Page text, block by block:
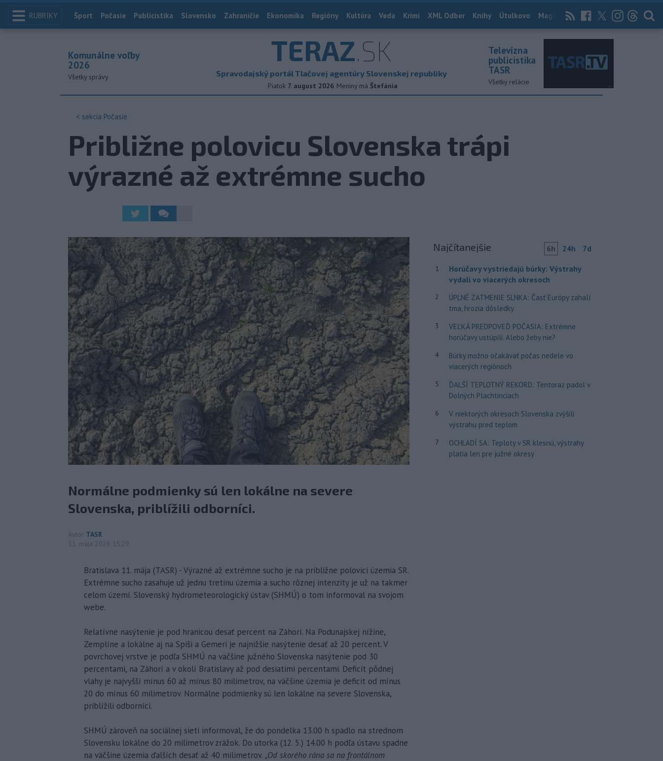
RUBRIKY Index
Šport Počasie Publicistika Slovensko Zahraničie Ekonomika Regióny Kultúra Veda Krimi XML Odber Knihy Útulkovo Magazín News Now Archív
TERAZ.SK
Spravodajský portál Tlačovej agentúry Slovenskej republiky
Piatok 7. august 2026 Meniny má Štefánia
Komunálne voľby
2026
Všetky správy
Televízna
publicistika
TASR
Všetky relácie
< sekcia Počasie
Približne polovicu Slovenska trápi
výrazné až extrémne sucho
Normálne podmienky sú len lokálne na severe
Slovenska, priblížili odborníci.
Autor TASR
11. mája 2026 15:29
Bratislava 11. mája (TASR) - Výrazné až extrémne sucho je na približne polovici územia SR.
Extrémne sucho zasahuje už jednu tretinu územia a sucho rôznej intenzity je už na takmer
celom území. Slovenský hydrometeorologický ústav (SHMÚ) o tom informoval na svojom
webe.
Relatívne nasýtenie je pod hranicou desať percent na Záhorí. Na Podunajskej nížine,
Zemplíne a lokálne aj na Spiši a Gemeri je najnižšie nasýtenie desať až 20 percent. V
povrchovej vrstve je podľa SHMÚ na väčšine južného Slovenska nasýtenie pod 30
percentami, na Záhorí a v okolí Bratislavy až pod desiatimi percentami. Deficit pôdnej
vlahy je najvyšší mínus 60 až mínus 80 milimetrov, na väčšine územia je deficit od mínus
20 do mínus 60 milimetrov. Normálne podmienky sú len lokálne na severe Slovenska,
priblížili odborníci.
SHMÚ zároveň na sociálnej sieti informoval, že do pondelka 13.00 h spadlo na strednom
Slovensku lokálne do 20 milimetrov zrážok. Do utorka (12. 5.) 14.00 h podľa ústavu spadne
na väčšine územia ďalších desať až 40 milimetrov. „Od skorého rána sa na frontálnom
Najčítanejšie 6h 24h 7d
1
Horúčavy vystriedajú búrky: Výstrahy
vydali vo viacerých okresoch
2
ÚPLNÉ ZATMENIE SLNKA: Časť Európy zahalí
tma, hrozia dôsledky
3
VEĽKÁ PREDPOVEĎ POČASIA: Extrémne
horúčavy ustúpili. Alebo žeby nie?
4
Búrky možno očakávať počas nedele vo
viacerých regiónoch
5
ĎALŠÍ TEPLOTNÝ REKORD: Tentoraz padol v
Dolných Plachtinciach
6
V niektorých okresoch Slovenska zvýšili
výstrahu pred teplom
7
OCHLADÍ SA: Teploty v SR klesnú, výstrahy
platia len pre južné okresy